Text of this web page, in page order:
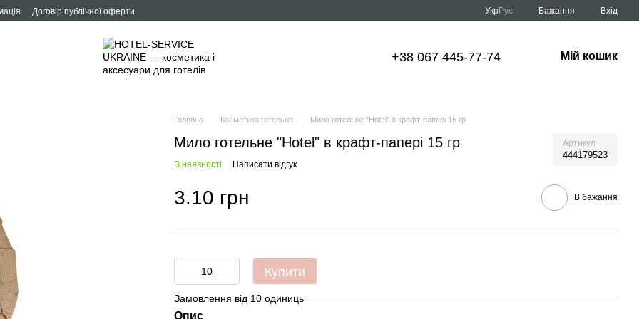
Договір публічної оферти УкрРус Бажання Вхід
+38 067 445-77-74 Мій кошик
Головна Косметика готельна Мило готельне "Hotel" в крафт-папері 15 гр
Мило готельне "Hotel" в крафт-папері 15 гр Артикул
444179523
В наявності Написати відгук
3.10 грн В бажання
Купити
Замовлення від 10 одиниць
Опис